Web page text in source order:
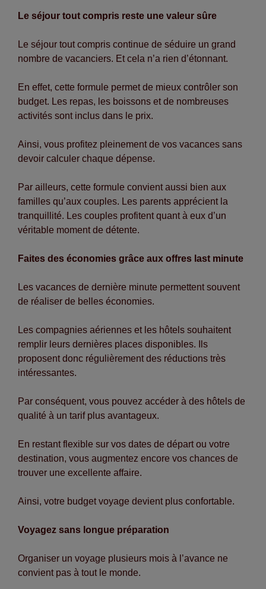
Le séjour tout compris reste une valeur sûre
Le séjour tout compris continue de séduire un grand
nombre de vacanciers. Et cela n’a rien d’étonnant.
En effet, cette formule permet de mieux contrôler son
budget. Les repas, les boissons et de nombreuses
activités sont inclus dans le prix.
Ainsi, vous profitez pleinement de vos vacances sans
devoir calculer chaque dépense.
Par ailleurs, cette formule convient aussi bien aux
familles qu’aux couples. Les parents apprécient la
tranquillité. Les couples profitent quant à eux d’un
véritable moment de détente.
Faites des économies grâce aux offres last minute
Les vacances de dernière minute permettent souvent
de réaliser de belles économies.
Les compagnies aériennes et les hôtels souhaitent
remplir leurs dernières places disponibles. Ils
proposent donc régulièrement des réductions très
intéressantes.
Par conséquent, vous pouvez accéder à des hôtels de
qualité à un tarif plus avantageux.
En restant flexible sur vos dates de départ ou votre
destination, vous augmentez encore vos chances de
trouver une excellente affaire.
Ainsi, votre budget voyage devient plus confortable.
Voyagez sans longue préparation
Organiser un voyage plusieurs mois à l’avance ne
convient pas à tout le monde.